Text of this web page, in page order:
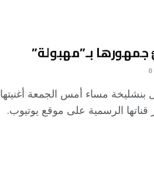
بـ”مهبولة”
0
بنشليخة مساء أمس الجمعة أغنيتها
قناتها الرسمية على موقع يوتيوب.